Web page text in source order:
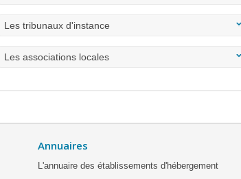
Les tribunaux d'instance
Les associations locales
Annuaires
L'annuaire des établissements d'hébergement